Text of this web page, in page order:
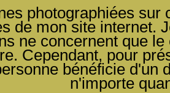
photographiées
de mon site internet.
ne concernent que
Cependant, pour
bénéficie d'un
n'importe